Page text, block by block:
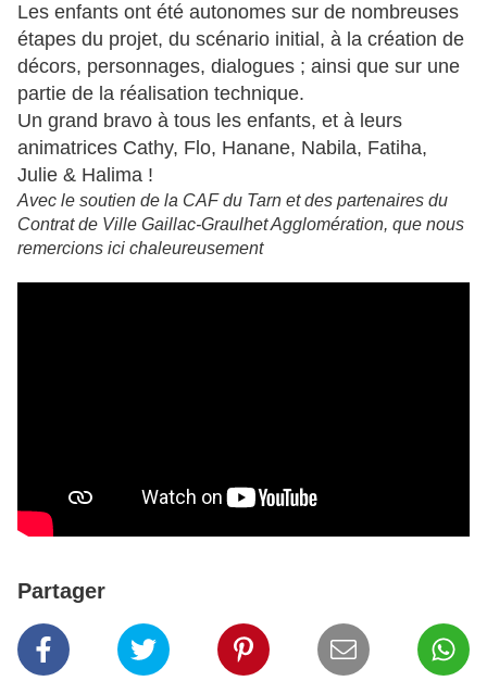
Les enfants ont été autonomes sur de nombreuses
étapes du projet, du scénario initial, à la création de
décors, personnages, dialogues ; ainsi que sur une
partie de la réalisation technique.
Un grand bravo à tous les enfants, et à leurs
animatrices Cathy, Flo, Hanane, Nabila, Fatiha,
Julie & Halima !
Avec le soutien de la CAF du Tarn et des partenaires du
Contrat de Ville Gaillac-Graulhet Agglomération, que nous
remercions ici chaleureusement
Partager